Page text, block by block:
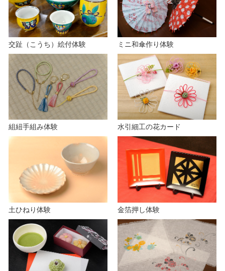
交趾（こうち）絵付体験 ミニ和傘作り体験
組紐手組み体験 水引細工の花カード
土ひねり体験 金箔押し体験